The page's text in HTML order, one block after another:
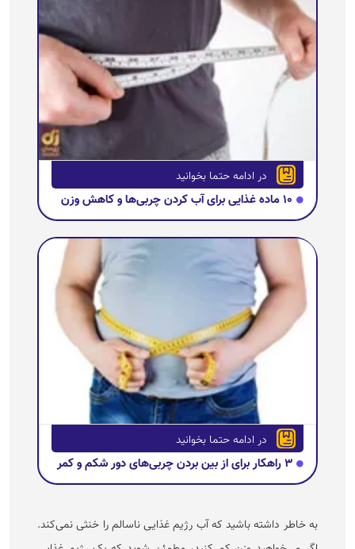
در ادامه حتما بخوانید
۱۰ ماده غذایی برای آب‌ کردن چربی‌ها و کاهش وزن
در ادامه حتما بخوانید
۳ راهکار برای از بین بردن چربی‌های دور شکم و کمر
به خاطر داشته باشید که آب رژیم غذایی ناسالم را خنثی نمی‌کند.